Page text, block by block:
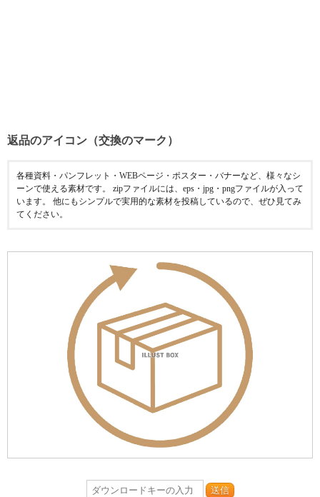
返品のアイコン（交換のマーク）
各種資料・パンフレット・WEBページ・ポスター・バナーなど、様々なシ
ーンで使える素材です。 zipファイルには、eps・jpg・pngファイルが入って
います。 他にもシンプルで実用的な素材を投稿しているので、ぜひ見てみ
てください。
送信